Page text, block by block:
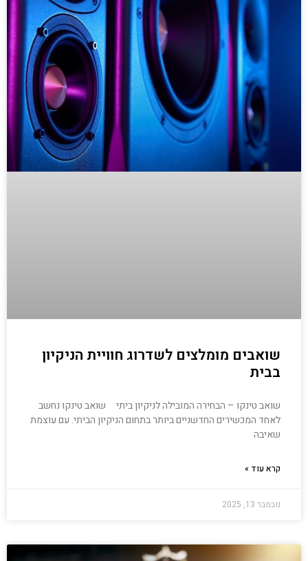
שואבים מומלצים לשדרוג חוויית הניקיון
בבית
שואב טינקו – הבחירה המובילה לניקיון ביתי שואב טינקו נחשב
לאחד המכשירים החדשניים ביותר בתחום הניקיון הביתי. עם עוצמת
שאיבה
קרא עוד »
נובמבר 13, 2025